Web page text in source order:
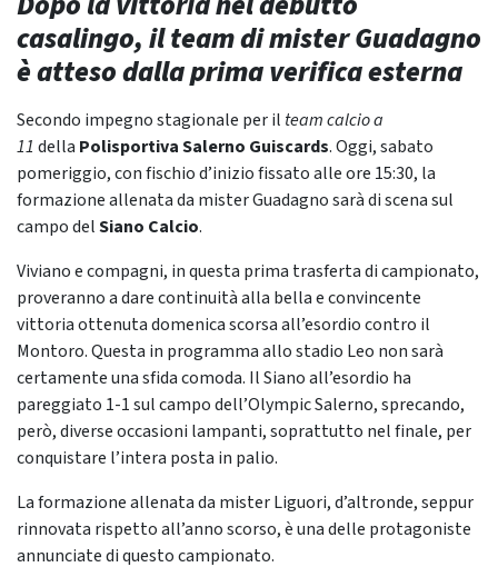
casalingo, il team di mister Guadagno
è atteso dalla prima verifica esterna
Secondo impegno stagionale per il team calcio a
11 della Polisportiva Salerno Guiscards. Oggi, sabato
pomeriggio, con fischio d’inizio fissato alle ore 15:30, la
formazione allenata da mister Guadagno sarà di scena sul
campo delSiano Calcio.
Viviano e compagni, in questa prima trasferta di campionato,
proveranno a dare continuità alla bella e convincente
vittoria ottenuta domenica scorsa all’esordio contro il
Montoro. Questa in programma allo stadio Leo non sarà
certamente una sfida comoda. Il Siano all’esordio ha
pareggiato 1-1 sul campo dell’Olympic Salerno, sprecando,
però, diverse occasioni lampanti, soprattutto nel finale, per
conquistare l’intera posta in palio.
La formazione allenata da mister Liguori, d’altronde, seppur
rinnovata rispetto all’anno scorso, è una delle protagoniste
annunciate di questo campionato.